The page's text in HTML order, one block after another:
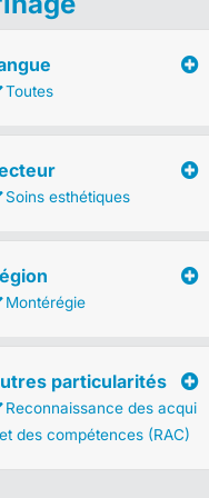
Toutes
Soins esthétiques
Montérégie
particularités
Reconnaissance des acqui
des compétences (RAC)